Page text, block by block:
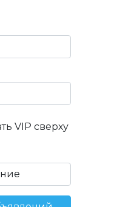
VIP сверху